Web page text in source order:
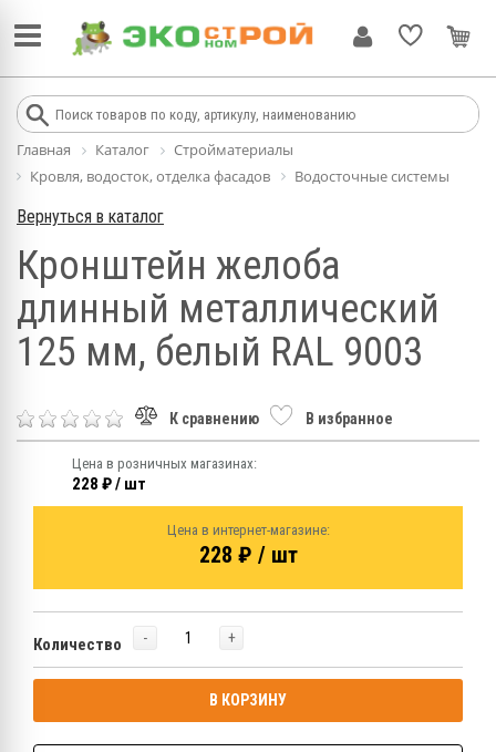
Главная Каталог
Стройматериалы
Кровля, водосток, отделка фасадов
Водосточные системы
Вернуться в каталог
Кронштейн желоба
длинный металлический
125 мм, белый RAL 9003
К сравнению В избранное
Цена в розничных магазинах:
228 ₽ / шт
Цена в интернет-магазине:
228 ₽ / шт
Количество - +
В КОРЗИНУ